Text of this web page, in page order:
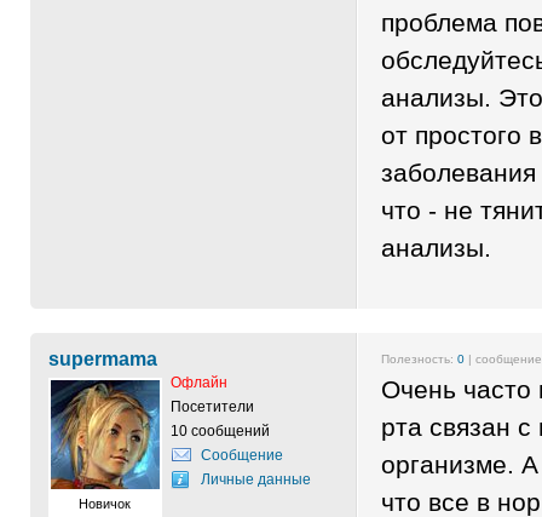
проблема
анализы.
от простого
заболевания
что - не
анализы.
supermama
Новичок
Офлайн
Посетители
10 сообщений
Сообщение
Личные данные
Полезность: 0 |
Очень часто
рта связан
организме.
что все в